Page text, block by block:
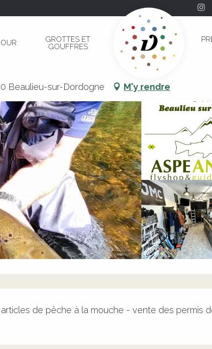
GROTTES ET
GOUFFRES
Beaulieu-sur-Dordogne M'y rendre
de pêche à la mouche - vente des permis